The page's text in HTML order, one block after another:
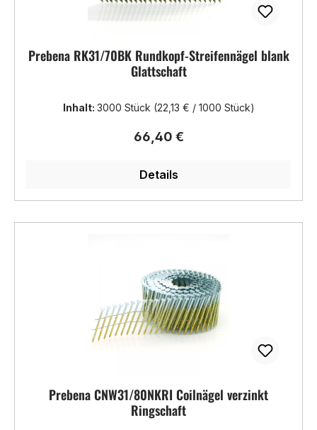
Prebena RK31/70BK Rundkopf-Streifennägel blank
Glattschaft
Inhalt: 3000 Stück (22,13 € / 1000 Stück)
Regulärer Preis:
66,40 €
Details
Prebena CNW31/80NKRI Coilnägel verzinkt
Ringschaft